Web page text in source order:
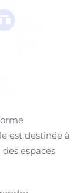
est destinée à
espaces